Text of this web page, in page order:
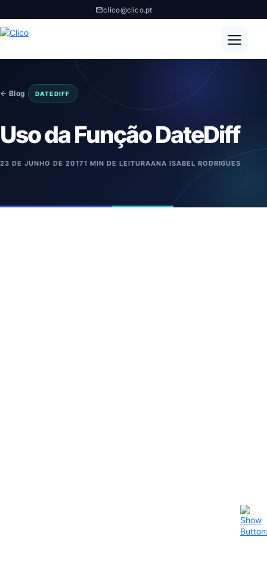
clico@clico.pt
← Blog DATEDIFF
Uso da Função DateDiff
23 DE JUNHO DE 20171 MIN DE LEITURAANA ISABEL RODRIGUES